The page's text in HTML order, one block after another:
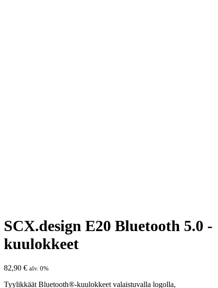
SCX.design E20 Bluetooth 5.0 -
kuulokkeet
82,90 € alv. 0%
Tyylikkäät Bluetooth®-kuulokkeet valaistuvalla logolla,